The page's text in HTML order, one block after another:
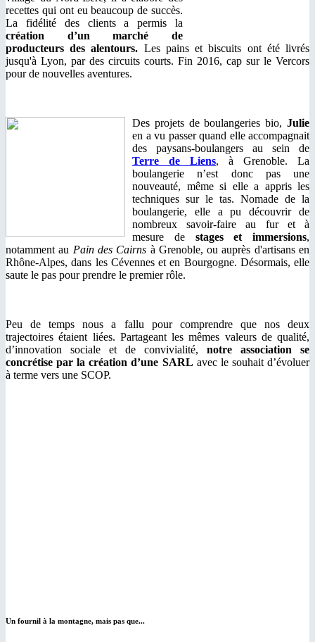
recettes qui ont eu beaucoup de succès.
La fidélité des clients a permis la
création d’un marché de
producteurs des alentours. Les pains et biscuits ont été livrés
jusqu'à Lyon, par des circuits courts. Fin 2016, cap sur le Vercors
pour de nouvelles aventures.
Des projets de boulangeries bio, Julie
en a vu passer quand elle accompagnait
des paysans-boulangers au sein de
Terre de Liens, à Grenoble. La
boulangerie n’est donc pas une
nouveauté, même si elle a appris les
techniques sur le tas. Nomade de la
boulangerie, elle a pu découvrir de
nombreux savoir-faire au fur et à
mesure destages et immersions,
notamment au Pain des Cairns à Grenoble, ou auprès d'artisans en
Rhône-Alpes, dans les Cévennes et en Bourgogne. Désormais, elle
saute le pas pour prendre le premier rôle.
Peu de temps nous a fallu pour comprendre que nos deux
trajectoires étaient liées. Partageant les mêmes valeurs de qualité,
d’innovation sociale et de convivialité, notre association se
concrétise par la création d’une SARL avec le souhait d’évoluer
à terme vers une SCOP.
Un fournil à la montagne, mais pas que...